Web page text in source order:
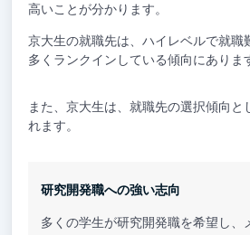
高いことが分かります。
京大生の就職先は、ハイレベルで就職
多くランクインしている傾向にありま
また、京大生は、就職先の選択傾向と
れます。
研究開発職への強い志向
多くの学生が研究開発職を希望し、